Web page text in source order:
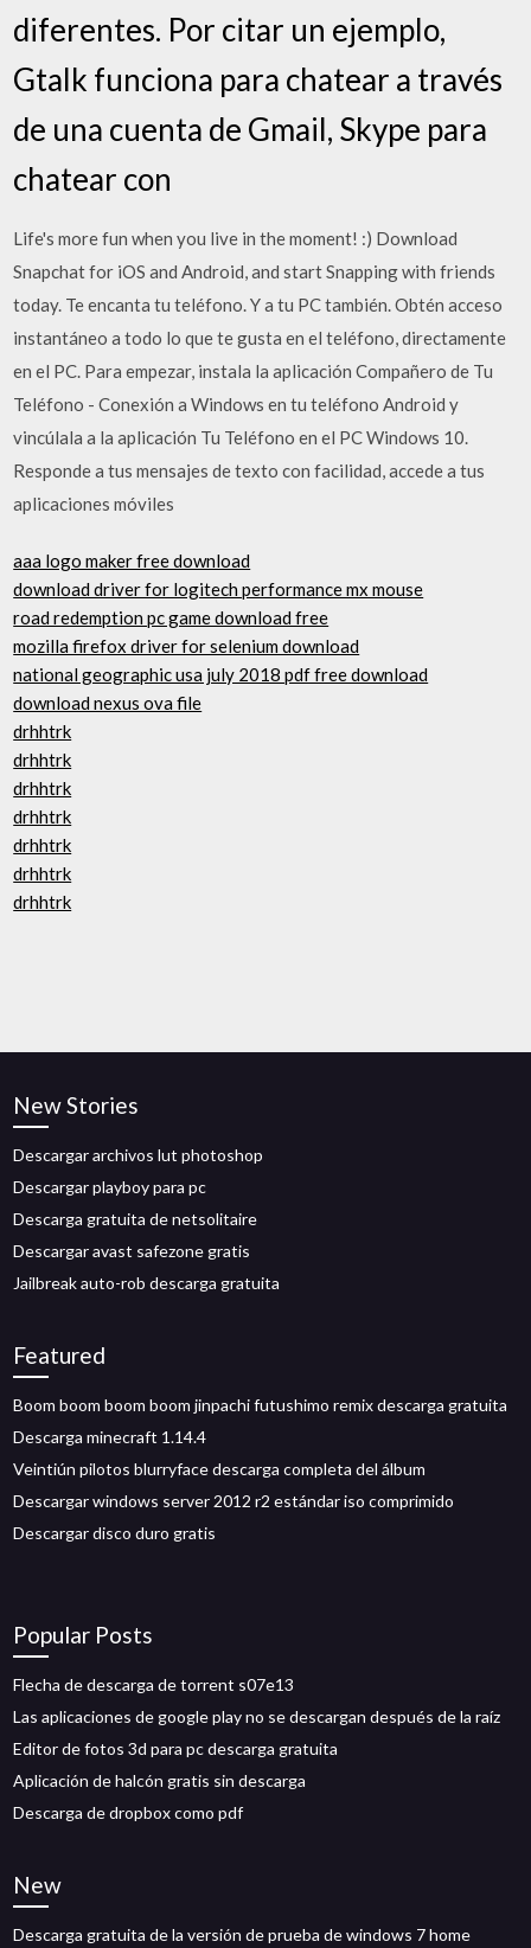
diferentes. Por citar un ejemplo,
Gtalk funciona para chatear a través
de una cuenta de Gmail, Skype para
chatear con
Life's more fun when you live in the moment! :) Download
Snapchat for iOS and Android, and start Snapping with friends
today. Te encanta tu teléfono. Y a tu PC también. Obtén acceso
instantáneo a todo lo que te gusta en el teléfono, directamente
en el PC. Para empezar, instala la aplicación Compañero de Tu
Teléfono - Conexión a Windows en tu teléfono Android y
vincúlala a la aplicación Tu Teléfono en el PC Windows 10.
Responde a tus mensajes de texto con facilidad, accede a tus
aplicaciones móviles
aaa logo maker free download
download driver for logitech performance mx mouse
road redemption pc game download free
mozilla firefox driver for selenium download
national geographic usa july 2018 pdf free download
download nexus ova file
drhhtrk
drhhtrk
drhhtrk
drhhtrk
drhhtrk
drhhtrk
drhhtrk
New Stories
Descargar archivos lut photoshop
Descargar playboy para pc
Descarga gratuita de netsolitaire
Descargar avast safezone gratis
Jailbreak auto-rob descarga gratuita
Featured
Boom boom boom boom jinpachi futushimo remix descarga gratuita
Descarga minecraft 1.14.4
Veintiún pilotos blurryface descarga completa del álbum
Descargar windows server 2012 r2 estándar iso comprimido
Descargar disco duro gratis
Popular Posts
Flecha de descarga de torrent s07e13
Las aplicaciones de google play no se descargan después de la raíz
Editor de fotos 3d para pc descarga gratuita
Aplicación de halcón gratis sin descarga
Descarga de dropbox como pdf
New
Descarga gratuita de la versión de prueba de windows 7 home